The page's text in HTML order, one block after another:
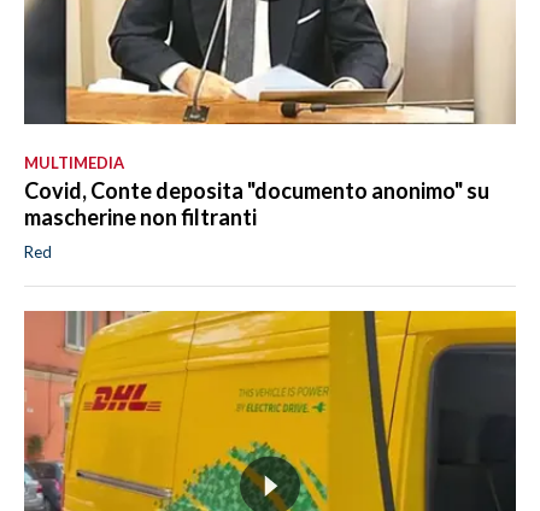
MULTIMEDIA
Covid, Conte deposita "documento anonimo" su
mascherine non filtranti
Red